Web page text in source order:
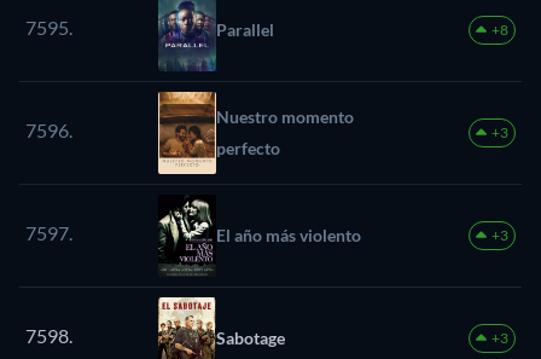
7595. Parallel +8
7596.
Nuestro momento
perfecto
+3
7597. El año más violento +3
7598. Sabotage +3